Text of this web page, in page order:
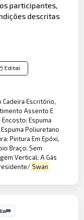
participantes,
descritas
Edital
Escritório,
Assento E
Espuma
Poliuretano
Pintura Em Epóxi,
Braço: Sem
Vertical: A Gás
Swan